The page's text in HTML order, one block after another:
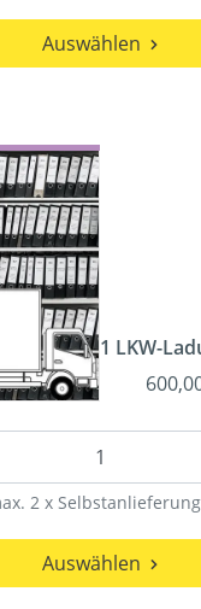
Auswählen
1 LKW-
2 x
Auswählen